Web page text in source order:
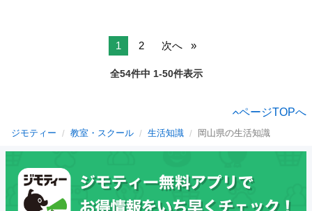
1 2 次へ
全54件中 1-50件表示
ページTOPへ
ジモティー 教室・スクール 生活知識 岡山県の生活知識